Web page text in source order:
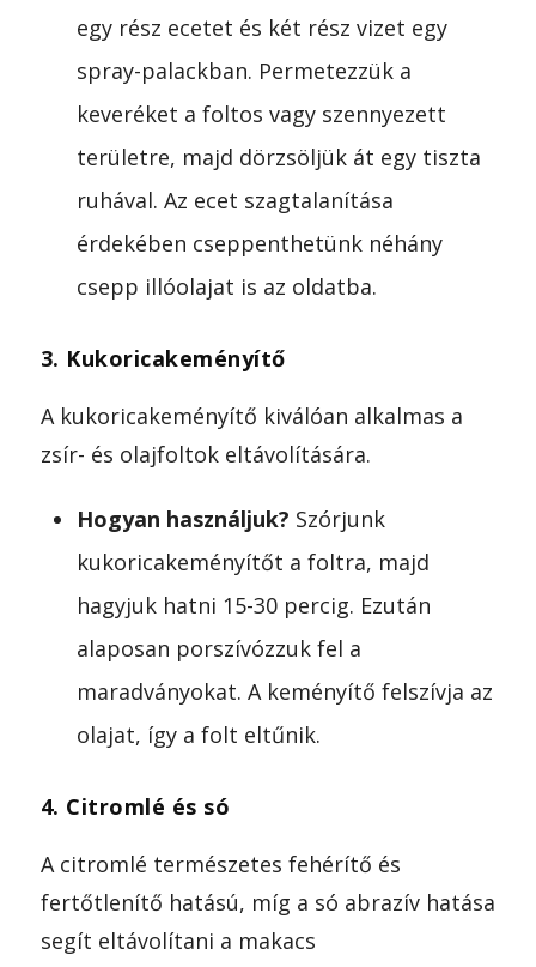
egy rész ecetet és két rész vizet egy
spray-palackban. Permetezzük a
keveréket a foltos vagy szennyezett
területre, majd dörzsöljük át egy tiszta
ruhával. Az ecet szagtalanítása
érdekében cseppenthetünk néhány
csepp illóolajat is az oldatba.
3. Kukoricakeményítő
A kukoricakeményítő kiválóan alkalmas a
zsír- és olajfoltok eltávolítására.
Hogyan használjuk? Szórjunk
kukoricakeményítőt a foltra, majd
hagyjuk hatni 15-30 percig. Ezután
alaposan porszívózzuk fel a
maradványokat. A keményítő felszívja az
olajat, így a folt eltűnik.
4. Citromlé és só
A citromlé természetes fehérítő és
fertőtlenítő hatású, míg a só abrazív hatása
segít eltávolítani a makacs